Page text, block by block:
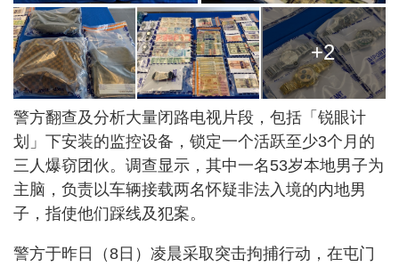
+2
警方翻查及分析大量闭路电视片段，包括「锐眼计
划」下安装的监控设备，锁定一个活跃至少3个月的
三人爆窃团伙。调查显示，其中一名53岁本地男子为
主脑，负责以车辆接载两名怀疑非法入境的内地男
子，指使他们踩线及犯案。
警方于昨日（8日）凌晨采取突击拘捕行动，在屯门